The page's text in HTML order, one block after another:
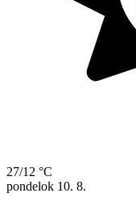
27/12 °C
pondelok 10. 8.